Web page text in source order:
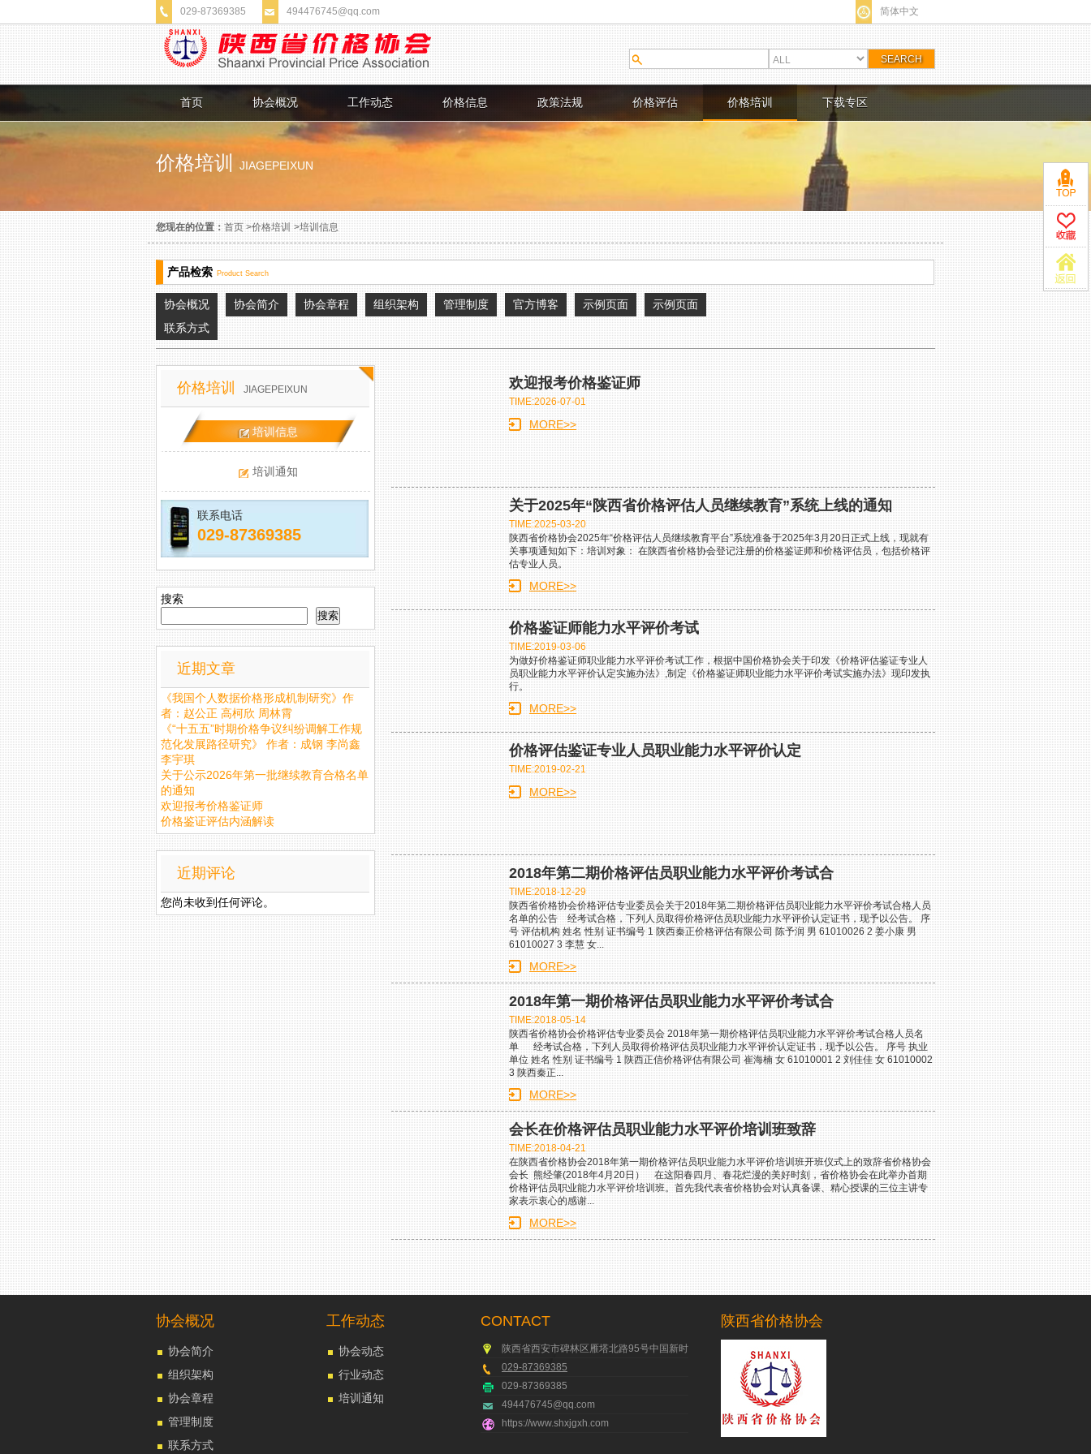
029-87369385 494476745@qq.com 简体中文
首页 协会概况 工作动态 价格信息 政策法规 价格评估 价格培训 下载专区
价格培训 JIAGEPEIXUN
您现在的位置：首页>价格培训 >培训信息
产品检索 Product Search
协会概况 协会简介 协会章程 组织架构
管理制度
联系方式
官方博客 示例页面 示例页面
价格培训 JIAGEPEIXUN
培训信息
培训通知
联系电话
029-87369385
搜索
搜索
近期文章
《我国个人数据价格形成机制研究》作
者：赵公正 高柯欣 周林霄
《“十五五”时期价格争议纠纷调解工作规
范化发展路径研究》 作者：成钢 李尚鑫
李宇琪
关于公示2026年第一批继续教育合格名单
的通知
欢迎报考价格鉴证师
价格鉴证评估内涵解读
近期评论
您尚未收到任何评论。
欢迎报考价格鉴证师
TIME:2026-07-01
MORE>>
关于2025年“陕西省价格评估人员继续教育”系统上线的通知
TIME:2025-03-20
陕西省价格协会2025年“价格评估人员继续教育平台”系统准备于2025年3月20日正式上线，现就有
关事项通知如下：培训对象： 在陕西省价格协会登记注册的价格鉴证师和价格评估员，包括价格评
估专业人员。
MORE>>
价格鉴证师能力水平评价考试
TIME:2019-03-06
为做好价格鉴证师职业能力水平评价考试工作，根据中国价格协会关于印发《价格评估鉴证专业人
员职业能力水平评价认定实施办法》,制定《价格鉴证师职业能力水平评价考试实施办法》现印发执
行。
MORE>>
价格评估鉴证专业人员职业能力水平评价认定
TIME:2019-02-21
MORE>>
2018年第二期价格评估员职业能力水平评价考试合
TIME:2018-12-29
陕西省价格协会价格评估专业委员会关于2018年第二期价格评估员职业能力水平评价考试合格人员
名单的公告 经考试合格，下列人员取得价格评估员职业能力水平评价认定证书，现予以公告。 序
号 评估机构 姓名 性别 证书编号 1 陕西秦正价格评估有限公司 陈予润 男 61010026 2 姜小康 男
61010027 3 李慧 女...
MORE>>
2018年第一期价格评估员职业能力水平评价考试合
TIME:2018-05-14
陕西省价格协会价格评估专业委员会 2018年第一期价格评估员职业能力水平评价考试合格人员名
单 经考试合格，下列人员取得价格评估员职业能力水平评价认定证书，现予以公告。 序号 执业
单位 姓名 性别 证书编号 1 陕西正信价格评估有限公司 崔海楠 女 61010001 2 刘佳佳 女 61010002
3 陕西秦正...
MORE>>
会长在价格评估员职业能力水平评价培训班致辞
TIME:2018-04-21
在陕西省价格协会2018年第一期价格评估员职业能力水平评价培训班开班仪式上的致辞省价格协会
会长 熊经肇(2018年4月20日） 在这阳春四月、春花烂漫的美好时刻，省价格协会在此举办首期
价格评估员职业能力水平评价培训班。首先我代表省价格协会对认真备课、精心授课的三位主讲专
家表示衷心的感谢...
MORE>>
协会概况
协会简介
组织架构
协会章程
管理制度
联系方式
工作动态
协会动态
行业动态
培训通知
CONTACT
陕西省西安市碑林区雁塔北路95号中国新时代国际 新一楼东单元1304室
029-87369385
029-87369385
494476745@qq.com
https://www.shxjgxh.com
陕西省价格协会